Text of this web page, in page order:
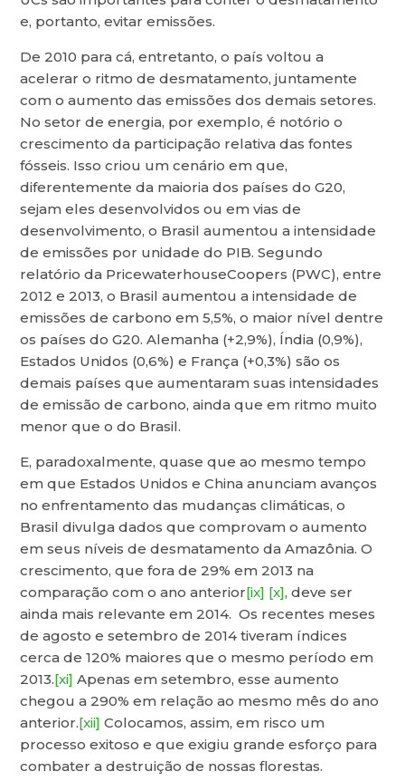
e, portanto, evitar emissões.
De 2010 para cá, entretanto, o país voltou a
acelerar o ritmo de desmatamento, juntamente
com o aumento das emissões dos demais setores.
No setor de energia, por exemplo, é notório o
crescimento da participação relativa das fontes
fósseis. Isso criou um cenário em que,
diferentemente da maioria dos países do G20,
sejam eles desenvolvidos ou em vias de
desenvolvimento, o Brasil aumentou a intensidade
de emissões por unidade do PIB. Segundo
relatório da PricewaterhouseCoopers (PWC), entre
2012 e 2013, o Brasil aumentou a intensidade de
emissões de carbono em 5,5%, o maior nível dentre
os países do G20. Alemanha (+2,9%), Índia (0,9%),
Estados Unidos (0,6%) e França (+0,3%) são os
demais países que aumentaram suas intensidades
de emissão de carbono, ainda que em ritmo muito
menor que o do Brasil.
E, paradoxalmente, quase que ao mesmo tempo
em que Estados Unidos e China anunciam avanços
no enfrentamento das mudanças climáticas, o
Brasil divulga dados que comprovam o aumento
em seus níveis de desmatamento da Amazônia. O
crescimento, que fora de 29% em 2013 na
comparação com o ano anterior[ix] [x], deve ser
ainda mais relevante em 2014. Os recentes meses
de agosto e setembro de 2014 tiveram índices
cerca de 120% maiores que o mesmo período em
2013.[xi] Apenas em setembro, esse aumento
chegou a 290% em relação ao mesmo mês do ano
anterior.[xii] Colocamos, assim, em risco um
processo exitoso e que exigiu grande esforço para
combater a destruição de nossas florestas.